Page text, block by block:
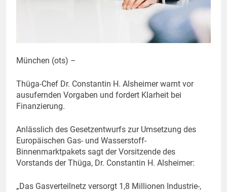
München (ots) –
Thüga-Chef Dr. Constantin H. Alsheimer warnt vor
ausufernden Vorgaben und fordert Klarheit bei
Finanzierung.
Anlässlich des Gesetzentwurfs zur Umsetzung des
Europäischen Gas- und Wasserstoff-
Binnenmarktpakets sagt der Vorsitzende des
Vorstands der Thüga, Dr. Constantin H. Alsheimer:
„Das Gasverteilnetz versorgt 1,8 Millionen Industrie-,